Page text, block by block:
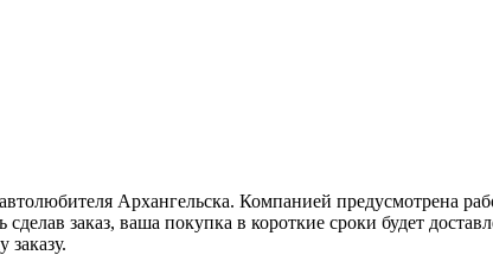
Архангельска. Компанией предусмотрена
заказ, ваша покупка в короткие сроки будет
заказу.